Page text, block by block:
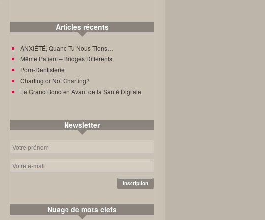
Articles récents
ANXIÉTÉ, Quand Tu Nous Tiens…
Même Patient – Bridges Différents
Porn-Dentisterie
Charting or Not Charting?
Le Grand Bond en Avant de la Santé Digitale
Newsletter
Nuage de mots clefs